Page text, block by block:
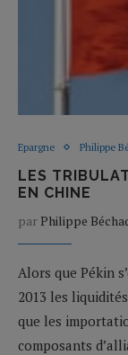
Epargne Philippe
LES
EN CHINE
par Philippe
Alors que Pékin
2013 les
que les
composants